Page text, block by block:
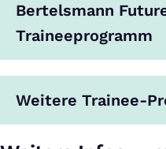
Bertelsmann
Traineeprogramm
Weitere Trainee-